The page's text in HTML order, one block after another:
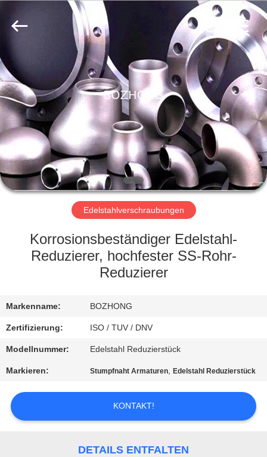
HAUS
PRODUKTE
ÜBER
UNS
FABRIK-
AUSFLUG
QUALITÄTSKONTROLLE
SIE
MIT
UNS
IN
VERBINDUNG
FORDERN
Ltd..
Edelstahlverschraubungen
Korrosionsbeständiger Edelstahl-
Reduzierer, hochfester SS-Rohr-
Reduzierer
Markenname: BOZHONG
Zertifizierung: ISO / TUV / DNV
Modellnummer: Edelstahl Reduzierstück
Markieren: Stumpfnaht Armaturen,Edelstahl Reduzierstück
KONTAKT!
DETAILS ENTFALTEN